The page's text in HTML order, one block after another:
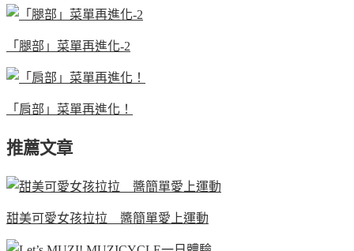
「腿部」菜單再進化-2
「肩部」菜單再進化！
推薦文章
甜美可愛女孩拉拉 醬簡單愛上運動